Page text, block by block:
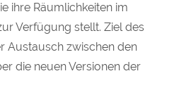
ihre Räumlichkeiten im
Verfügung stellt. Ziel des
Austausch zwischen den
die neuen Versionen der